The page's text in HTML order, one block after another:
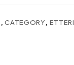
,CATEGORY, ETTERI